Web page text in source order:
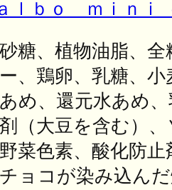
砂糖、植物油脂、
ー、鶏卵、乳糖、
あめ、還元水あめ
剤（大豆を含む）
野菜色素、酸化防止
チョコが染み込ん